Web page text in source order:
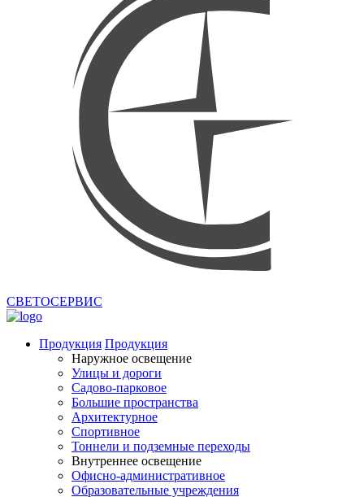
СВЕТОСЕРВИС
Продукция Продукция
Наружное освещение
Улицы и дороги
Садово-парковое
Большие пространства
Архитектурное
Спортивное
Тоннели и подземные переходы
Внутреннее освещение
Офисно-административное
Образовательные учреждения